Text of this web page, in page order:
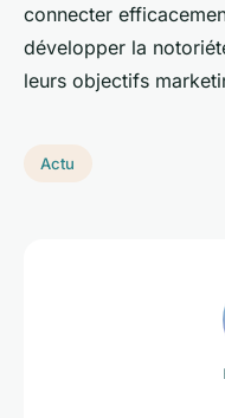
connecter
développer la
leurs objectifs
Actu